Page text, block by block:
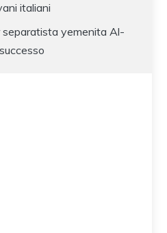
italiani
separatista yemenita Al-